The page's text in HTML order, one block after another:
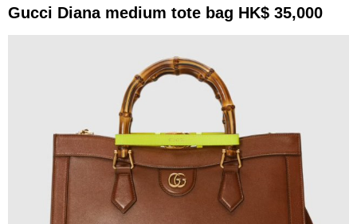
Gucci Diana medium tote bag HK$ 35,000